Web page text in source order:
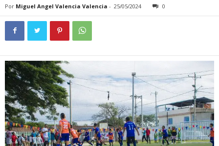
Por Miguel Angel Valencia Valencia - 25/05/2024 0